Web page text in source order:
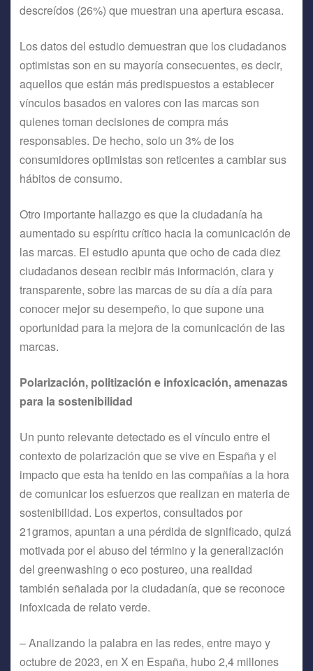
descreídos (26%) que muestran una apertura escasa.
Los datos del estudio demuestran que los ciudadanos
optimistas son en su mayoría consecuentes, es decir,
aquellos que están más predispuestos a establecer
vínculos basados en valores con las marcas son
quienes toman decisiones de compra más
responsables. De hecho, solo un 3% de los
consumidores optimistas son reticentes a cambiar sus
hábitos de consumo.
Otro importante hallazgo es que la ciudadanía ha
aumentado su espíritu crítico hacia la comunicación de
las marcas. El estudio apunta que ocho de cada diez
ciudadanos desean recibir más información, clara y
transparente, sobre las marcas de su día a día para
conocer mejor su desempeño, lo que supone una
oportunidad para la mejora de la comunicación de las
marcas.
Polarización, politización e infoxicación, amenazas
para la sostenibilidad
Un punto relevante detectado es el vínculo entre el
contexto de polarización que se vive en España y el
impacto que esta ha tenido en las compañías a la hora
de comunicar los esfuerzos que realizan en materia de
sostenibilidad. Los expertos, consultados por
21gramos, apuntan a una pérdida de significado, quizá
motivada por el abuso del término y la generalización
del greenwashing o eco postureo, una realidad
también señalada por la ciudadanía, que se reconoce
infoxicada de relato verde.
– Analizando la palabra en las redes, entre mayo y
octubre de 2023, en X en España, hubo 2,4 millones